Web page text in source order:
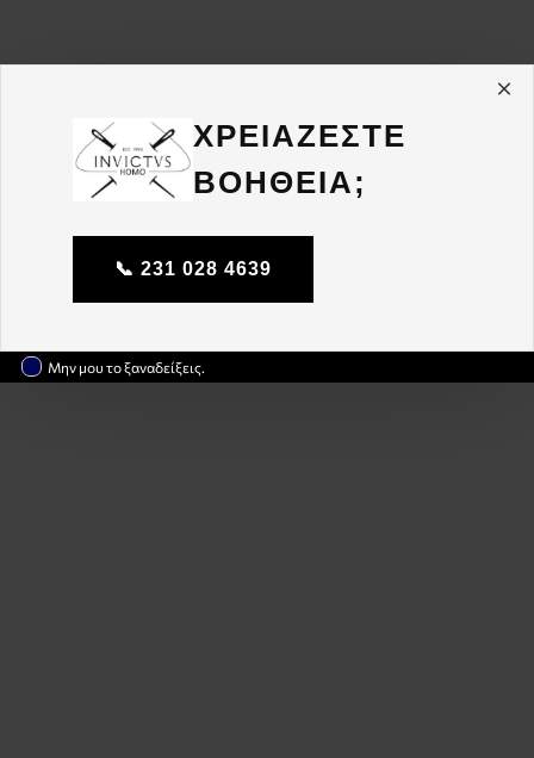
ΧΡΕΙΑΖΕΣΤΕ
ΒΟΗΘΕΙΑ;
📞 231 028 4639
Μην μου το ξαναδείξεις.